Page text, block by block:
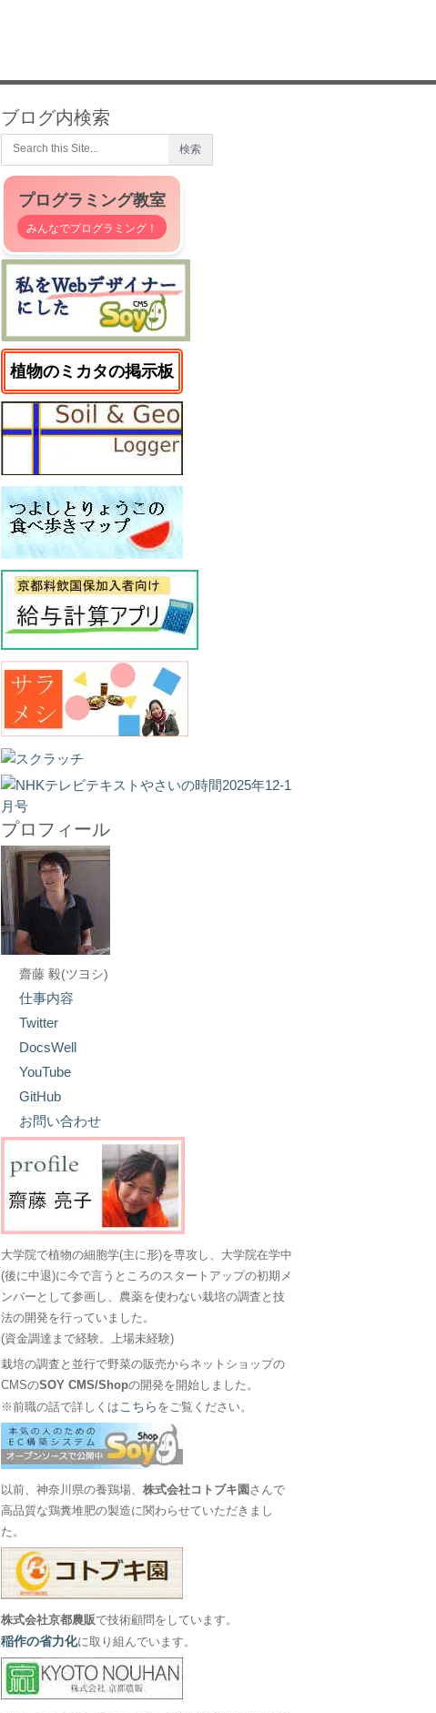
ブログ内検索
プログラミング教室
みんなでプログラミング！
植物のミカタの掲示板
プロフィール
齋藤 毅(ツヨシ)
仕事内容
Twitter
DocsWell
YouTube
GitHub
お問い合わせ
大学院で植物の細胞学(主に形)を専攻し、大学院在学中
(後に中退)に今で言うところのスタートアップの初期メ
ンバーとして参画し、農薬を使わない栽培の調査と技
法の開発を行っていました。
(資金調達まで経験。上場未経験)
栽培の調査と並行で野菜の販売からネットショップの
CMSのSOY CMS/Shopの開発を開始しました。
※前職の話で詳しくは こちら をご覧ください。
以前、神奈川県の養鶏場、株式会社コトブキ園 さんで
高品質な鶏糞堆肥の製造に関わらせていただきまし
た。
株式会社京都農販で技術顧問をしています。
稲作の省力化に取り組んでいます。